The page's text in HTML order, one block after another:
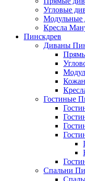
Угловые
Модульные
Кресла
Пинскдрев
Диваны
Гостиные
Спальни